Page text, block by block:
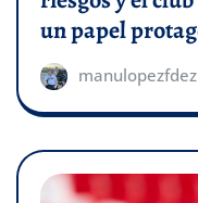
un papel
manulopezfdez